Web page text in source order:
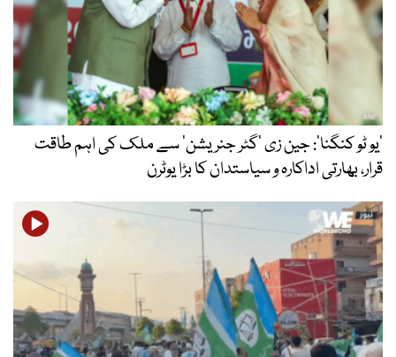
’یو ٹو کنگنا‘: جین زی ’گٹر جنریشن‘ سے ملک کی اہم طاقت
قرار، بھارتی اداکارہ و سیاستدان کا بڑا یوٹرن